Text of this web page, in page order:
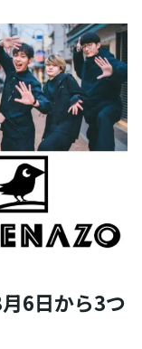
6日から3つ